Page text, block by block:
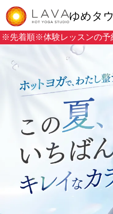
ゆめタ
※先着順※体験レッスンの予